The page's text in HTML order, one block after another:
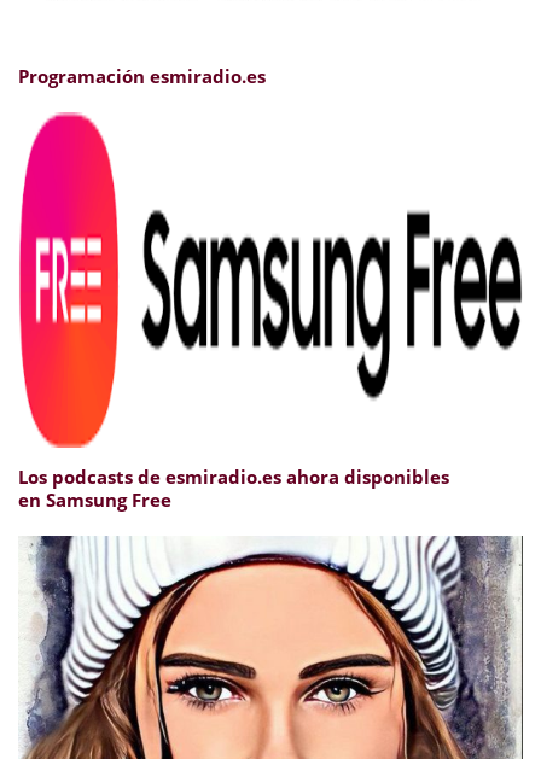
Programación esmiradio.es
Los podcasts de esmiradio.es ahora disponibles
en Samsung Free